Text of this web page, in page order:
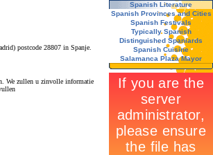
postcode 28807 in Spanje.
We zullen u zinvolle informatie
Spanish Literature
Spanish Provinces and Cities
Spanish Festivals
Typically Spanish
Distinguished Spaniards
Spanish Cuisine
Salamanca Plaza Mayor